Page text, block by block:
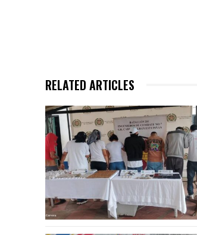
RELATED ARTICLES